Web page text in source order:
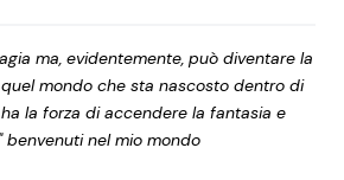
ma, evidentemente, può diventare la
mondo che sta nascosto dentro di
la forza di accendere la fantasia e
benvenuti nel mio mondo